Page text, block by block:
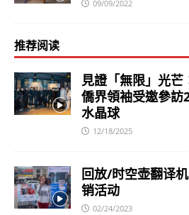
09/09/2022
推荐阅读
見證「無限」光芒
僑界領袖受邀參訪
水晶球
12/18/2025
回放/时空壶翻译
销活动
02/24/2023